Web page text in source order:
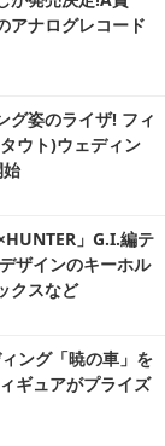
アナログレコード
グ姿のライザ! フィ
ウト)ウェディン
」G.I.編テ
ザインのキーホル
クスなど
ング「暁の車」を
ギュアがプライズ